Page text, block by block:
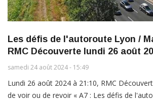
Les défis de l'autoroute Lyon /
RMC Découverte lundi 26 août
samedi 24 août 2024 - 15:49
Lundi 26 août 2024 à 21:10, RMC
de voir ou de revoir « A7 : Les défis de